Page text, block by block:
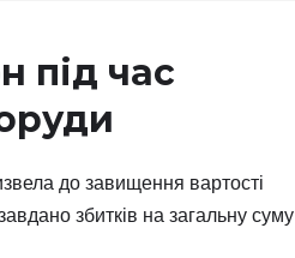
під час
до завищення вартості
збитків на загальну суму